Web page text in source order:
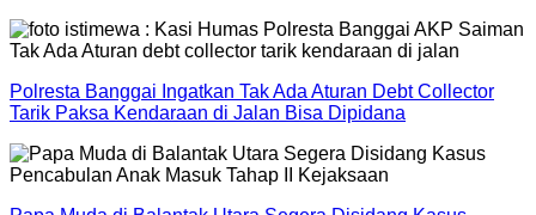
Polresta Banggai Ingatkan Tak Ada Aturan Debt Collector
Tarik Paksa Kendaraan di Jalan Bisa Dipidana